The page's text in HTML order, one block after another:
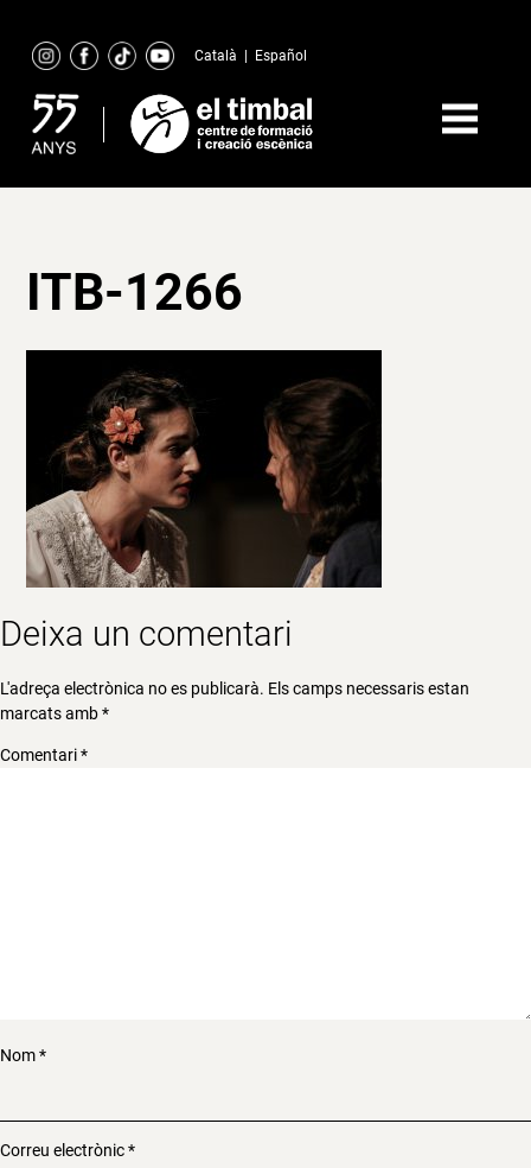
content
Català Español
ITB-1266
Deixa un comentari
L'adreça electrònica no es publicarà. Els camps necessaris estan
marcats amb*
Comentari*
Nom*
Correu electrònic*